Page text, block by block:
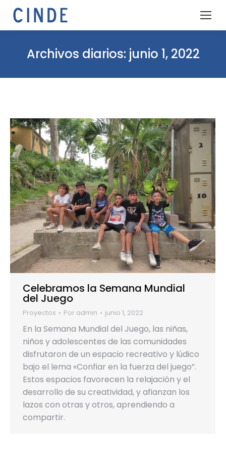
Archivos diarios: junio 1, 2022
Celebramos la Semana Mundial
del Juego
Proyectos Por admin junio 1, 2022
En la Semana Mundial del Juego, las niñas,
niños y adolescentes de las comunidades
disfrutaron de un espacio recreativo y lúdico
bajo el lema «Confiar en la fuerza del juego”.
Estos espacios favorecen la relajación y el
desarrollo de su creatividad, y afianzan los
lazos con otras y otros, aprendiendo a
compartir.